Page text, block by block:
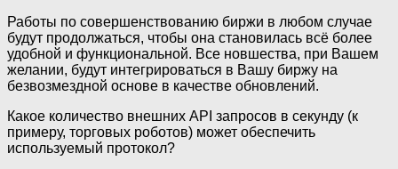
Работы по совершенствованию биржи в любом случае
будут продолжаться, чтобы она становилась всё более
удобной и функциональной. Все новшества, при Вашем
желании, будут интегрироваться в Вашу биржу на
безвозмездной основе в качестве обновлений.
Какое количество внешних API запросов в секунду (к
примеру, торговых роботов) может обеспечить
используемый протокол?